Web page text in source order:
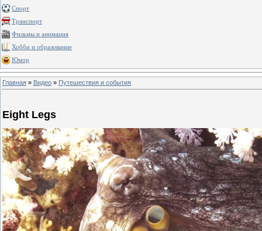
Спорт
Транспорт
Фильмы и анимация
Хобби и образование
Юмор
Главная » Видео » Путешествия и события
Eight Legs